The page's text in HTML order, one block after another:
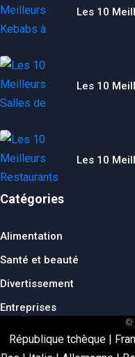
Les 10
Les 10
Les 10
Catégories
Alimentation
Santé et beauté
Divertissement
Entreprises
©
République tchèque |